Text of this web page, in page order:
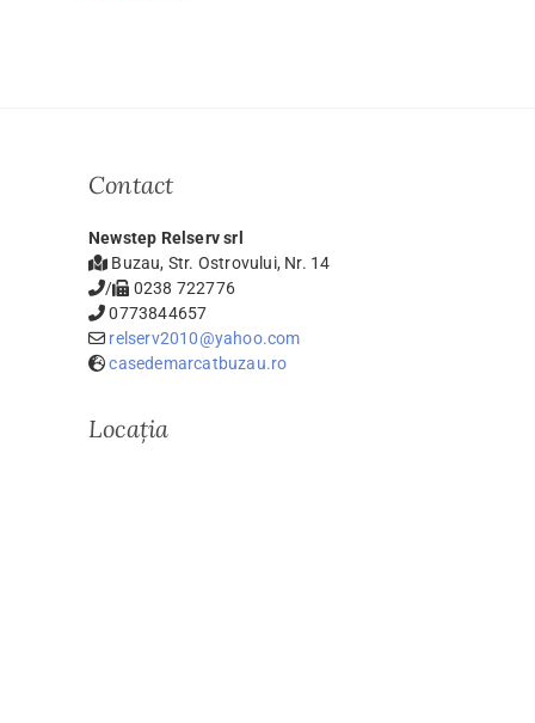
Contact
Newstep Relserv srl
Buzau, Str. Ostrovului, Nr. 14
/
0238 722776
0773844657
relserv2010@yahoo.com
casedemarcatbuzau.ro
Locația